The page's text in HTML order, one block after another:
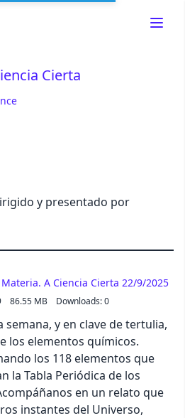
policies
Cierta
y presentado por
Cancel
A Ciencia Cierta 22/9/2025
86.55 MB Downloads: 0
semana, y en clave de tertulia,
los elementos químicos.
los 118 elementos que
la Tabla Periódica de los
en un relato que
instantes del Universo,